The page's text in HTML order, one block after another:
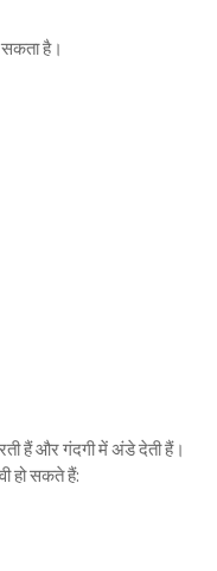
सकता है।
हैं और गंदगी में अंडे देती हैं।
हो सकते हैं: